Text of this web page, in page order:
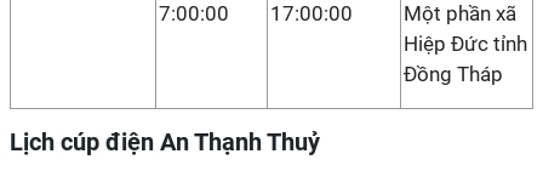
7:00:00 17:00:00
Một phần xã
Hiệp Đức tỉnh
Đồng Tháp
Lịch cúp điện An Thạnh Thuỷ